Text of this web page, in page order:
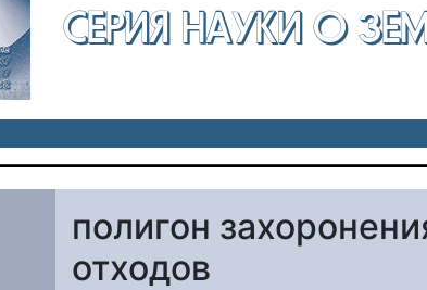
СЕРИЯ НАУКИ О
полигон
отходов